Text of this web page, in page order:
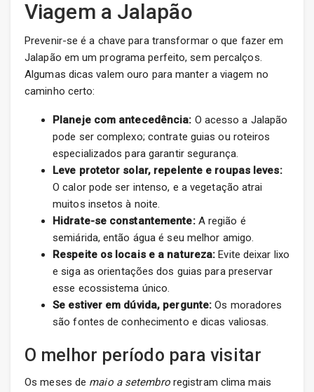
Viagem a Jalapão
Prevenir-se é a chave para transformar o que fazer em
Jalapão em um programa perfeito, sem percalços.
Algumas dicas valem ouro para manter a viagem no
caminho certo:
Planeje com antecedência: O acesso a Jalapão
pode ser complexo; contrate guias ou roteiros
especializados para garantir segurança.
Leve protetor solar, repelente e roupas leves:
O calor pode ser intenso, e a vegetação atrai
muitos insetos à noite.
Hidrate-se constantemente:A região é
semiárida, então água é seu melhor amigo.
Respeite os locais e a natureza: Evite deixar lixo
e siga as orientações dos guias para preservar
esse ecossistema único.
Se estiver em dúvida, pergunte: Os moradores
são fontes de conhecimento e dicas valiosas.
O melhor período para visitar
Os meses de maio a setembroregistram clima mais